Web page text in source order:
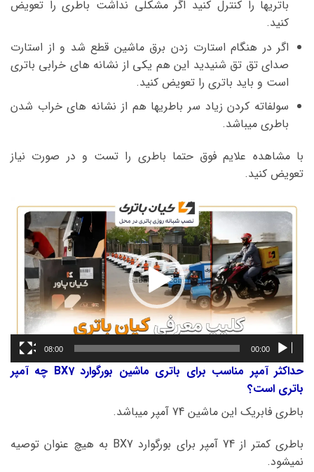
باتریها را کنترل کنید اگر مشکلی نداشت باطری را تعویض
کنید.
اگر در هنگام استارت زدن برق ماشین قطع شد و از استارت
صدای تق تق شنیدید این هم یکی از نشانه های خرابی باتری
است و باید باتری را تعویض کنید.
سولفاته کردن زیاد سر باطریها هم از نشانه های خراب شدن
باطری میباشد.
با مشاهده علایم فوق حتما باطری را تست و در صورت نیاز
تعویض کنید.
نمایشگر
ویدیو
00:00
08:00
حداکثر آمپر مناسب برای باتری ماشین بورگوارد BX7 چه آمپر
باتری است؟
باطری فابریک این ماشین 74 آمپر میباشد.
باطری کمتر از 74 آمپر برای بورگوارد BX7 به هیچ عنوان توصیه
نمیشود.